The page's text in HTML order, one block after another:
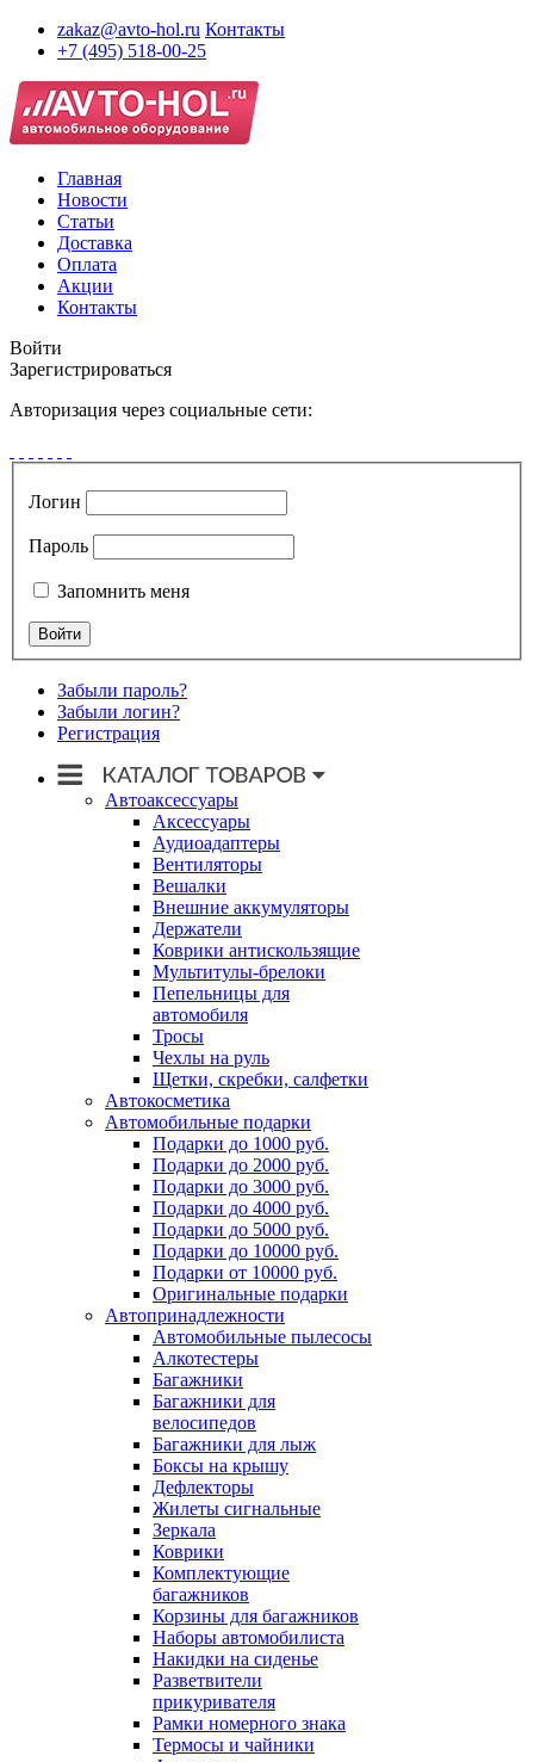
zakaz@avto-hol.ru Контакты
+7 (495) 518-00-25
Главная
Новости
Статьи
Доставка
Оплата
Акции
Контакты
Войти
Зарегистрироваться
Авторизация через социальные сети:
Логин
Пароль
Запомнить меня
Забыли пароль?
Забыли логин?
Регистрация
Автоаксессуары
Аксессуары
Аудиоадаптеры
Вентиляторы
Вешалки
Внешние аккумуляторы
Держатели
Коврики антискользящие
Мультитулы-брелоки
Пепельницы для
автомобиля
Тросы
Чехлы на руль
Щетки, скребки, салфетки
Автокосметика
Автомобильные подарки
Подарки до 1000 руб.
Подарки до 2000 руб.
Подарки до 3000 руб.
Подарки до 4000 руб.
Подарки до 5000 руб.
Подарки до 10000 руб.
Подарки от 10000 руб.
Оригинальные подарки
Автопринадлежности
Автомобильные пылесосы
Алкотестеры
Багажники
Багажники для
велосипедов
Багажники для лыж
Боксы на крышу
Дефлекторы
Жилеты сигнальные
Зеркала
Коврики
Комплектующие
багажников
Корзины для багажников
Наборы автомобилиста
Накидки на сиденье
Разветвители
прикуривателя
Рамки номерного знака
Термосы и чайники